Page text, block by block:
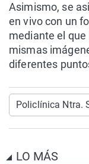
Asimismo, se
en vivo con un
mediante el
mismas
diferentes
Policlínica Ntra.
LO MÁS